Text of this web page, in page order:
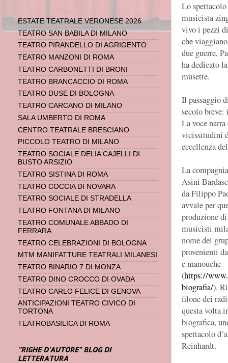
Lo
musicista
vivo i pezzi
che
due guerre,
ha dedicato
musette.
Il passaggio
secolo
La voce
vicissitudini
eccellenza
La
Asini
da Filippo
avvale per
produzione
musicisti
nome del
provenienti
e manouche
(https://
biografia/).
filone dei
questa volta
biografica,
spettacolo
Reinhardt.
ESTATE TEATRALE VERONESE 2026
TEATRO SAN BABILA DI MILANO
TEATRO PIRANDELLO DI AGRIGENTO
TEATRO MANZONI DI ROMA
TEATRO CARBONETTI DI BRONI
TEATRO BRANCACCIO DI ROMA
TEATRO DUSE DI BOLOGNA
TEATRO CARCANO DI MILANO
SALA UMBERTO DI ROMA
CENTRO TEATRALE BRESCIANO
PICCOLO TEATRO DI MILANO
TEATRO SOCIALE DELIA CAJELLI DI
BUSTO ARSIZIO
TEATRO SISTINA DI ROMA
TEATRO COCCIA DI NOVARA
TEATRO SOCIALE DI STRADELLA
TEATRO FONTANA DI MILANO
TEATRO COMUNALE ABBADO DI
FERRARA
TEATRO CELEBRAZIONI DI BOLOGNA
MTM MANIFATTURE TEATRALI MILANESI
TEATRO BINARIO 7 DI MONZA
TEATRO DINO CROCCO DI OVADA
TEATRO CARLO FELICE DI GENOVA
ANTICIPAZIONI TEATRO CIVICO DI
TORTONA
TEATROBASILICA DI ROMA
"RIGHE D'AUTORE" BLOG DI
LETTERATURA